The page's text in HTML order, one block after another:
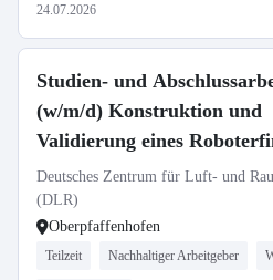
24.07.2026
Studien- und
(w/m/d) Konstruktion und
Validierung eines
Deutsches Zentrum für Luft- und
(DLR)
Oberpfaffenhofen
Teilzeit Nachhaltiger Arbeitgeber